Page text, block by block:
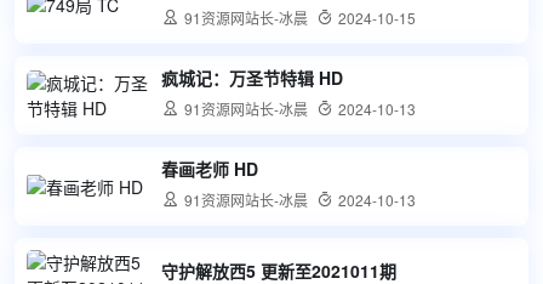
 91资源网站长-冰晨  2024-10-15
疯城记：万圣节特辑 HD
 91资源网站长-冰晨  2024-10-13
春画老师 HD
 91资源网站长-冰晨  2024-10-13
守护解放西5 更新至2021011期